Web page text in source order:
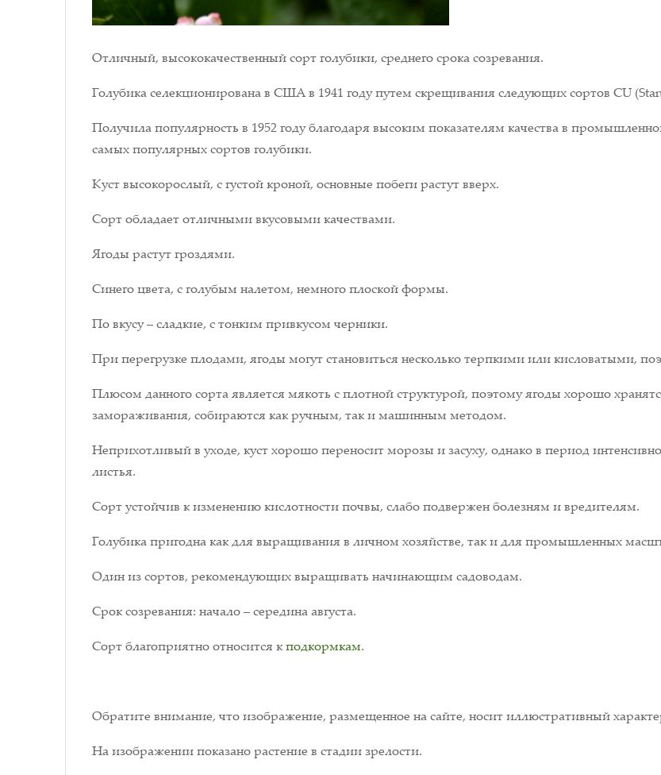
Отличный, высококачественный сорт голубики, среднего срока созревания.
Голубика селекционирована в США в 1941 году путем скрещивания следующих сортов CU
Получила популярность в 1952 году благодаря высоким показателям качества в
самых популярных сортов голубики.
Куст высокорослый, с густой кроной, основные побеги растут вверх.
Сорт обладает отличными вкусовыми качествами.
Ягоды растут гроздями.
Синего цвета, с голубым налетом, немного плоской формы.
По вкусу – сладкие, с тонким привкусом черники.
При перегрузке плодами, ягоды могут становиться несколько терпкими или кисловатыми,
Плюсом данного сорта является мякоть с плотной структурой, поэтому ягоды хорошо
замораживания, собираются как ручным, так и машинным методом.
Неприхотливый в уходе, куст хорошо переносит морозы и засуху, однако в период
листья.
Сорт устойчив к изменению кислотности почвы, слабо подвержен болезням и вредителям.
Голубика пригодна как для выращивания в личном хозяйстве, так и для промышленных
Один из сортов, рекомендующих выращивать начинающим садоводам.
Срок созревания: начало – середина августа.
Сорт благоприятно относится кподкормкам.
Обратите внимание, что изображение, размещенное на сайте, носит иллюстративный
На изображении показано растение в стадии зрелости.